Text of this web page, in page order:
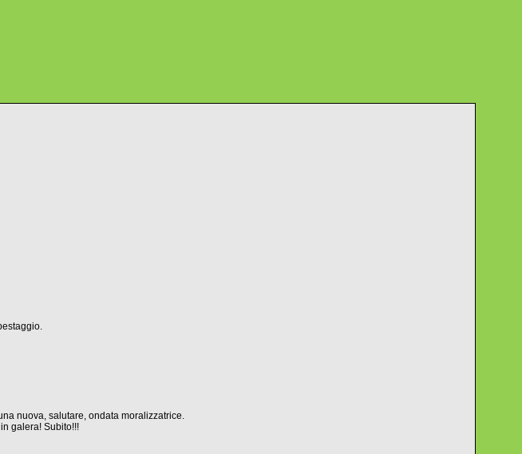
nuova, salutare, ondata moralizzatrice.
galera! Subito!!!